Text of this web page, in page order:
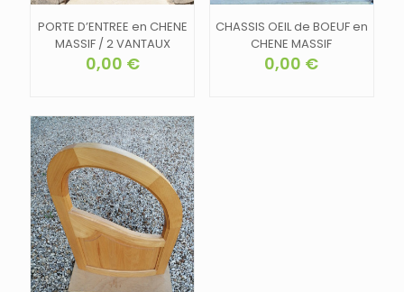
PORTE D’ENTREE en CHENE
MASSIF / 2 VANTAUX
0,00 €
CHASSIS OEIL de BOEUF en
CHENE MASSIF
0,00 €